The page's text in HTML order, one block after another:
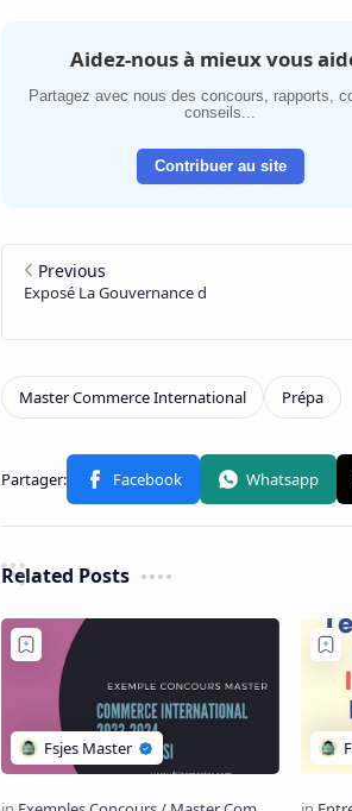
Aidez-nous à mieux vous
Partagez avec nous des concours, rapports,
conseils...
Contribuer au site
Related Posts